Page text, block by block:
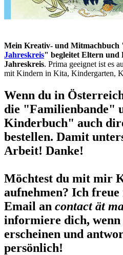
Mein Kreativ- und Mitmachbuch
Jahreskreis" begleitet Eltern und
Jahreskreis. Prima geeignet ist es
mit Kindern in Kita, Kindergarten,
Wenn du in
die "Familienbande"
Kinderbuch" auch
bestellen. Damit
Arbeit! Danke!
Möchtest du mit mir
aufnehmen? Ich
Email an contact ät
informiere dich, wenn
erscheinen und
persönlich!